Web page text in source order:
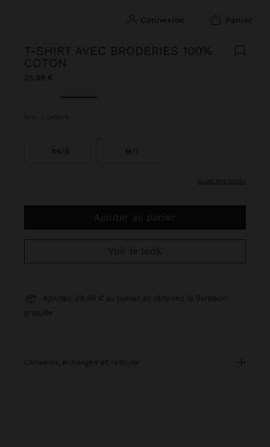
connexion panier
T-SHIRT AVEC BRODERIES 100%
COTON
25,99 €
sélectionné(s)
Écru 245578
XS/S M/L
guide des tailles
Ajouter au panier
Voir le look
Ajoutez 39,99 € au panier et obtenez la livraison
gratuite
livraison, échanges et retours